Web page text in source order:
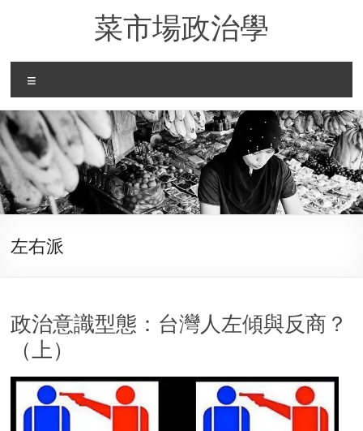
菜市場政治學
左右派
政治意識型態：台灣人左傾與反商？
（上）